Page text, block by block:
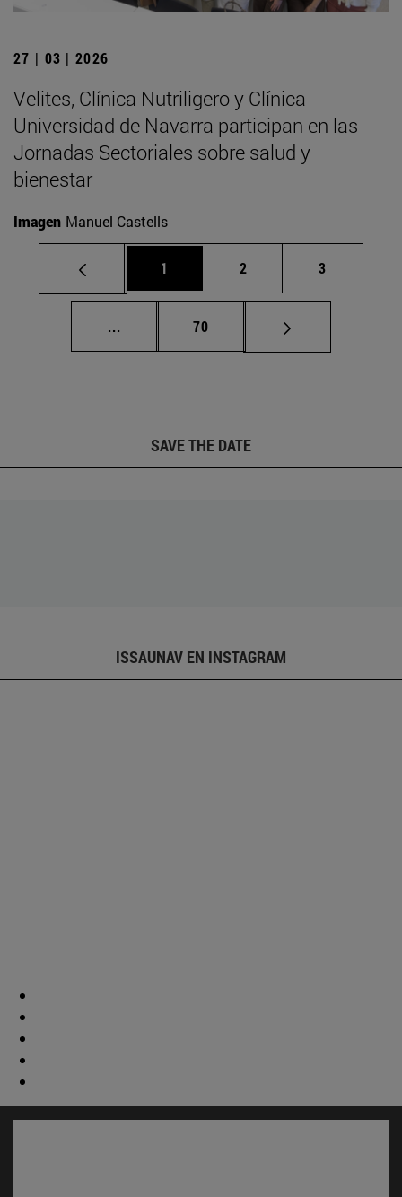
27 | 03 | 2026
Velites, Clínica Nutriligero y Clínica
Universidad de Navarra participan en las
Jornadas Sectoriales sobre salud y
bienestar
Imagen Manuel Castells
Página
1 Página
2 Página
3
... Páginas intermedias Use TAB para
Página
70
SAVE THE DATE
ISSAUNAV EN INSTAGRAM